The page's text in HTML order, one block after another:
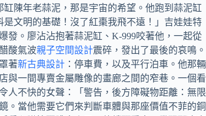
陳年老蒜泥，那是宇宙的希望。他跑到蒜泥缸
文明的基礎！沒了紅棗我飛不遠！」吉娃娃特
發。廖沾沾抱著蒜泥缸、K-999咬著他，一起從
酸氣波親子空間設計震碎，發出了最後的哀鳴。
著新古典設計 ：停車費，以及平行泊車。他那輛
與一間專賣金屬雕像的畫廊之間的窄巷。一個看
人不快的女聲：「警告，後方障礙物距離：無限
。當他需要它們來判斷車體與那座價值不菲的銅